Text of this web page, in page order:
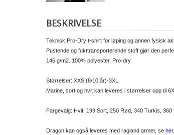
BESKRIVELSE
Teknisk Pro-Dry t-shirt for løping og annen fysisk
Pustende og fukttransporterende stoff gjør den
145 g/m2. 100% polyester, Pro-dry.
Størrelser: XXS (8/10 år)-3XL
Marine, sort og hvit kan leveres i størrelser opp til
Fargevalg: Hvit, 199 Sort, 250 Rød, 340 Turkis,
Dragon kan også leveres med ragland armer, se her.